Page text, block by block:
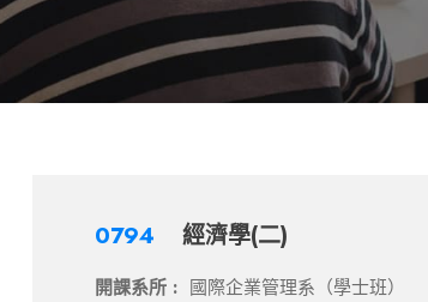
0794 經濟學(二)
開課系所 : 國際企業管理系（學士班）